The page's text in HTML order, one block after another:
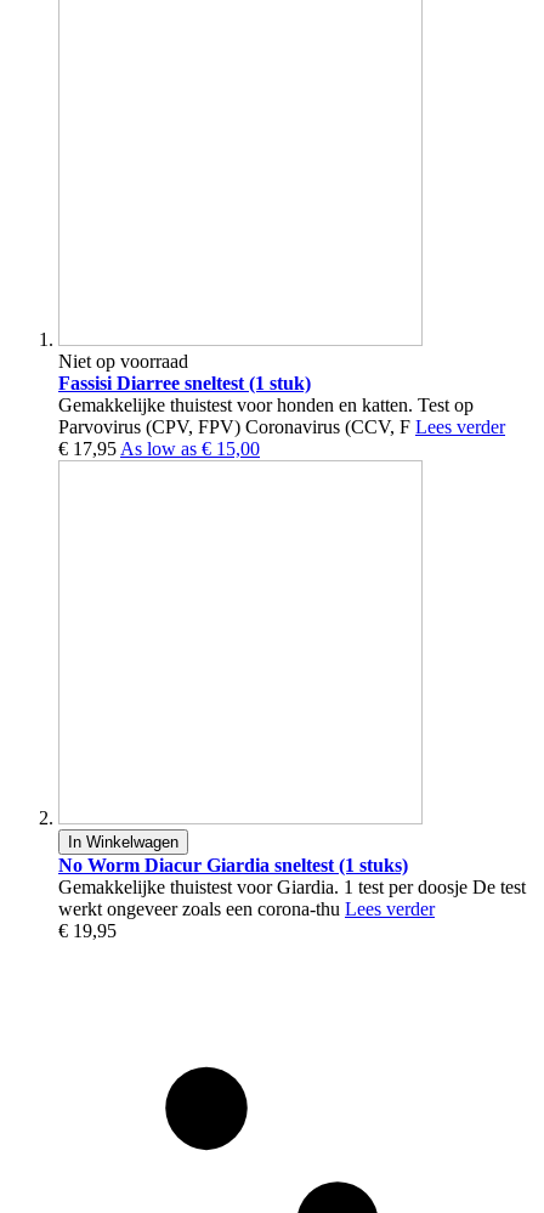
Niet op voorraad
Fassisi Diarree sneltest (1 stuk)
Gemakkelijke thuistest voor honden en katten. Test op
Parvovirus (CPV, FPV) Coronavirus (CCV, F Lees verder
€ 17,95 As low as € 15,00
In Winkelwagen
No Worm Diacur Giardia sneltest (1 stuks)
Gemakkelijke thuistest voor Giardia. 1 test per doosje De test
werkt ongeveer zoals een corona-thu Lees verder
€ 19,95